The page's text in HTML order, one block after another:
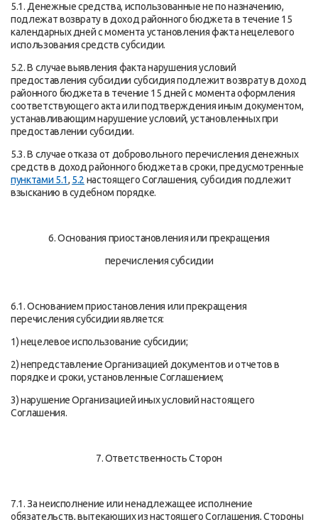
5.1. Денежные средства, использованные не по назначению,
подлежат возврату в доход районного бюджета в течение 15
календарных дней с момента установления факта нецелевого
использования средств субсидии.
5.2. В случае выявления факта нарушения условий
предоставления субсидии субсидия подлежит возврату в доход
районного бюджета в течение 15 дней с момента оформления
соответствующего акта или подтверждения иным документом,
устанавливающим нарушение условий, установленных при
предоставлении субсидии.
5.3. В случае отказа от добровольного перечисления денежных
средств в доход районного бюджета в сроки, предусмотренные
пунктами 5.1, 5.2 настоящего Соглашения, субсидия подлежит
взысканию в судебном порядке.
6. Основания приостановления или прекращения
перечисления субсидии
6.1. Основанием приостановления или прекращения
перечисления субсидии является:
1) нецелевое использование субсидии;
2) непредставление Организацией документов и отчетов в
порядке и сроки, установленные Соглашением;
3) нарушение Организацией иных условий настоящего
Соглашения.
7. Ответственность Сторон
7.1. За неисполнение или ненадлежащее исполнение
обязательств, вытекающих из настоящего Соглашения, Стороны